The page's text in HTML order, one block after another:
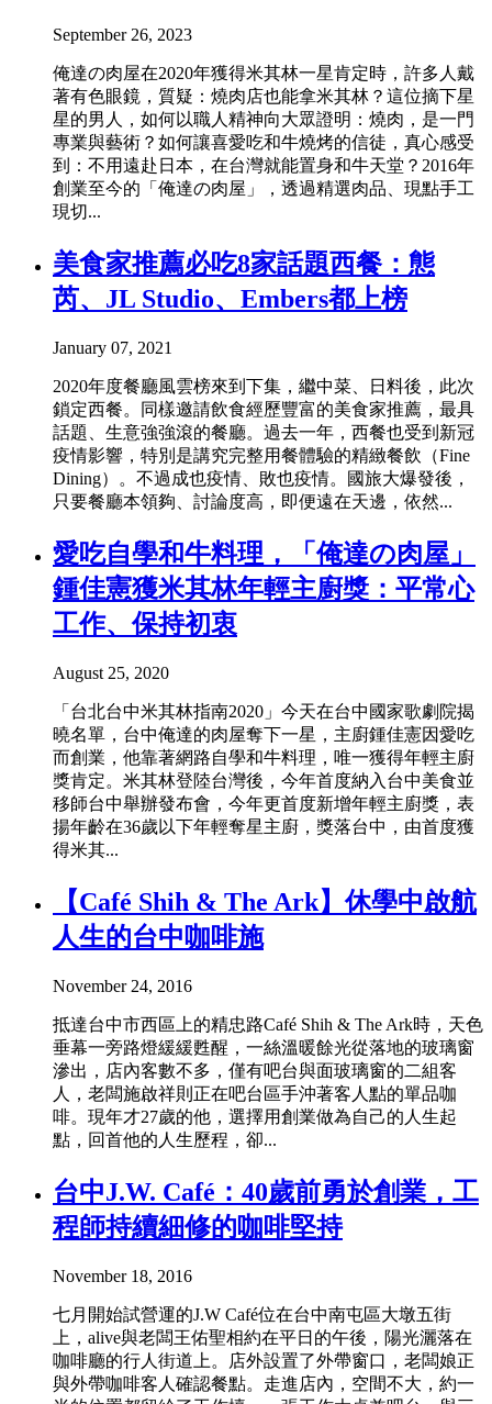
September 26, 2023
俺達の肉屋在2020年獲得米其林一星肯定時，許多人戴
著有色眼鏡，質疑：燒肉店也能拿米其林？這位摘下星
星的男人，如何以職人精神向大眾證明：燒肉，是一門
專業與藝術？如何讓喜愛吃和牛燒烤的信徒，真心感受
到：不用遠赴日本，在台灣就能置身和牛天堂？2016年
創業至今的「俺達の肉屋」，透過精選肉品、現點手工
現切...
美食家推薦必吃8家話題西餐：態
芮、JL Studio、Embers都上榜
January 07, 2021
2020年度餐廳風雲榜來到下集，繼中菜、日料後，此次
鎖定西餐。同樣邀請飲食經歷豐富的美食家推薦，最具
話題、生意強強滾的餐廳。過去一年，西餐也受到新冠
疫情影響，特別是講究完整用餐體驗的精緻餐飲（Fine
Dining）。不過成也疫情、敗也疫情。國旅大爆發後，
只要餐廳本領夠、討論度高，即便遠在天邊，依然...
愛吃自學和牛料理，「俺達の肉屋」
鍾佳憲獲米其林年輕主廚獎：平常心
工作、保持初衷
August 25, 2020
「台北台中米其林指南2020」今天在台中國家歌劇院揭
曉名單，台中俺達的肉屋奪下一星，主廚鍾佳憲因愛吃
而創業，他靠著網路自學和牛料理，唯一獲得年輕主廚
獎肯定。米其林登陸台灣後，今年首度納入台中美食並
移師台中舉辦發布會，今年更首度新增年輕主廚獎，表
揚年齡在36歲以下年輕奪星主廚，獎落台中，由首度獲
得米其...
【Café Shih & The Ark】休學中啟航
人生的台中咖啡施
November 24, 2016
抵達台中市西區上的精忠路Café Shih & The Ark時，天色
垂幕一旁路燈緩緩甦醒，一絲溫暖餘光從落地的玻璃窗
滲出，店內客數不多，僅有吧台與面玻璃窗的二組客
人，老闆施啟祥則正在吧台區手沖著客人點的單品咖
啡。現年才27歲的他，選擇用創業做為自己的人生起
點，回首他的人生歷程，卻...
台中J.W. Café：40歲前勇於創業，工
程師持續細修的咖啡堅持
November 18, 2016
七月開始試營運的J.W Café位在台中南屯區大墩五街
上，alive與老闆王佑聖相約在平日的午後，陽光灑落在
咖啡廳的行人街道上。店外設置了外帶窗口，老闆娘正
與外帶咖啡客人確認餐點。走進店內，空間不大，約一